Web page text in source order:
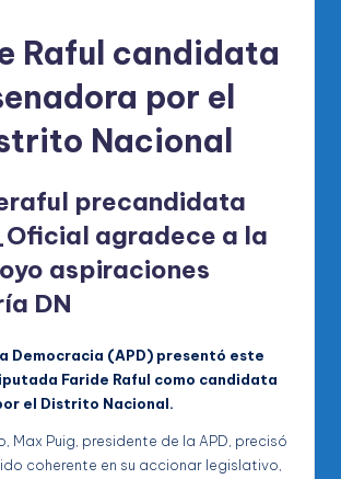
Raful candidata
por el
Nacional
precandidata
agradece a la
aspiraciones
DN
Democracia (APD) presentó este
Faride Raful como candidata
el Distrito Nacional.
Max Puig, presidente de la APD, precisó
coherente en su accionar legislativo,